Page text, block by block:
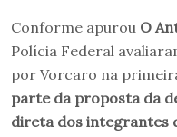
Conforme apurou O
Polícia Federal
por Vorcaro na
parte da proposta da
direta dos integrantes